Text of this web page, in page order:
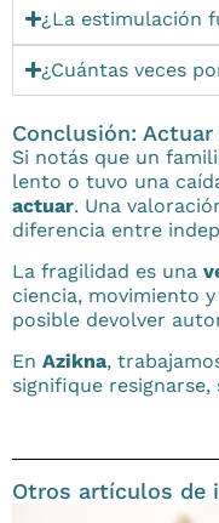
¿La estimulación
¿Cuántas veces
Conclusión:
Si notás que un
lento o tuvo una
actuar. Una
diferencia entre
La fragilidad es una
ciencia, movimiento
posible devolver
En Azikna,
signifique
Otros artículos de